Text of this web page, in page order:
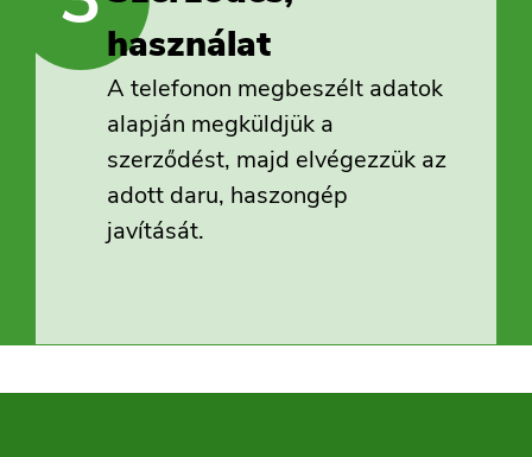
használat
A telefonon megbeszélt adatok
alapján megküldjük a
szerződést, majd elvégezzük az
adott daru, haszongép
javítását.